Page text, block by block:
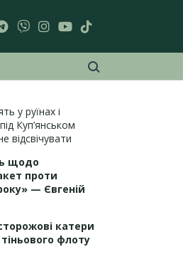
у руїнах і
Куп’янськом
відсвічувати
щодо
проти
— Євгеній
катери
флоту